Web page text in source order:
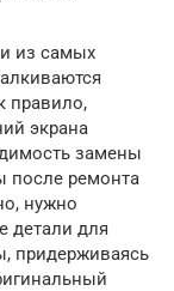
из самых
правило,
экрана
замены
после ремонта
нужно
детали для
придерживаясь